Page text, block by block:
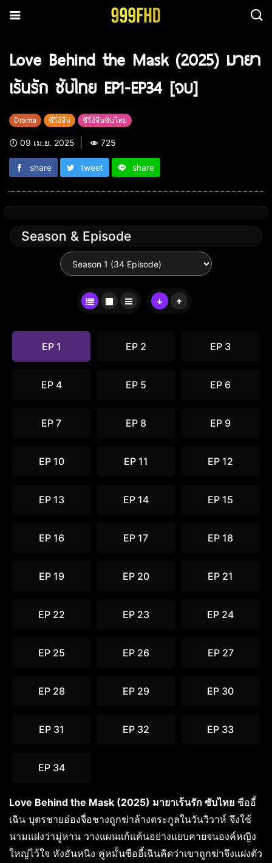
Love Behind the Mask (2025) มายา
เร้นรัก ซับไทย EP1-EP34 [จบ]
Drama ซีรี่ย์จีน ซีรี่ย์จีนซับไทย
09 เม.ย. 2025 725
share tweet share
Season & Episode
EP 1 EP 2 EP 3
EP 4 EP 5 EP 6
EP 7 EP 8 EP 9
EP 10 EP 11 EP 12
EP 13 EP 14 EP 15
EP 16 EP 17 EP 18
EP 19 EP 20 EP 21
EP 22 EP 23 EP 24
EP 25 EP 26 EP 27
EP 28 EP 29 EP 30
EP 31 EP 32 EP 33
EP 34
Love Behind the Mask (2025) มายาเร้นรัก ซับไทย ซืออี้
เฉิน บุตรชายอ๋องจื่อชางถูกฆ่าล้างตระกูลในวันวิวาห์ จึงใช้
นามแฝงว่ามู่หาน วางแผนแก้แค้นอย่างแยบคายจนองค์หญิง
ใหญ่ไว้ใจ หังอันหนิง คู่หมั้นซืออี้เฉินคิดว่าเขาถูกฆ่าจึงแฝงตัว